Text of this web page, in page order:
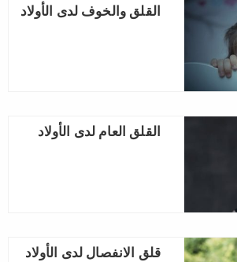
القلق والخوف لدى الأولاد
القلق العام لدى الأولاد
قلق الانفصال لدى الأولاد